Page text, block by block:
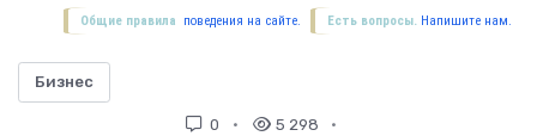
Есть вопросы. Напишите нам.
Общие правила поведения на сайте.
Бизнес
0 5 298